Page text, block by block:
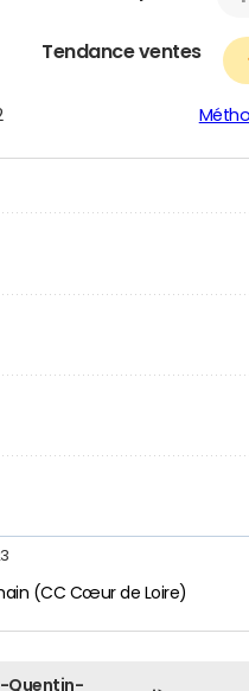
Tendance ventes
(CC Cœur de Loire)
Quentin-